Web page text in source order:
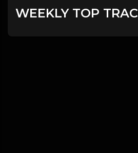
WEEKLY TOP